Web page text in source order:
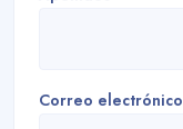
Correo electrónico